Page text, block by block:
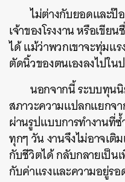
ไม่ต่างกับยอดและป๊
เจ้าของโรงงาน หรือเขีย
ได้ แม้ว่าพวกเขาจะทุ่มแ
ตัดนิ้วของตนเองลงไปใน
นอกจากนี้ ระบบทุน
สภาวะความแปลกแยกจา
ผ่านรูปแบบการทำงานที่ซ้
ทุกๆ วัน งานจึงไม่อาจเ
กับชีวิตได้ กลับกลายเป็น
กับค่าแรงและความอยู่รอ